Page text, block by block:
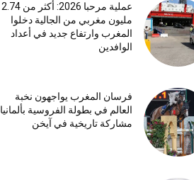
عملية مرحبا 2026: أكثر من 2.74
مليون مغربي من الجالية دخلوا
المغرب وارتفاع جديد في أعداد
الوافدين
فرسان المغرب يواجهون نخبة
العالم في بطولة الفروسية بألمانيا..
مشاركة تاريخية في آيخن